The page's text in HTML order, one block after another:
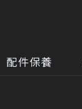
配件保養